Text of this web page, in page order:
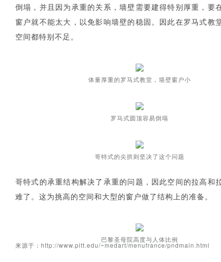
倒塌，并且因为承重的关系，墙壁需要建得特别厚重，要
窗户就不能太大，以免影响墙壁的稳固。因此在罗马式教
空间都特别不足。
体量厚重的罗马式教堂，墙壁窗户小
罗马式圆顶容易倒塌
哥特式的尖拱则坚决了这个问题
哥特式的承重结构解决了承重的问题，因此空间的拉高和
难了。这为挑高的空间和大型的窗户做了结构上的准备。
巴黎圣母院高度与人体比例
来源于：http://www.pitt.edu/~medart/menufrance/pndmain.html